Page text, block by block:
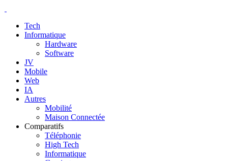
Tech
Informatique
Hardware
Software
JV
Mobile
Web
IA
Autres
Mobilité
Maison Connectée
Comparatifs
Téléphonie
High Tech
Informatique